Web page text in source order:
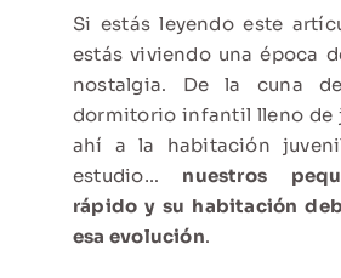
Si estás leyendo este
estás viviendo una época
nostalgia. De la cuna
dormitorio infantil lleno de
ahí a la habitación
estudio… nuestros
rápido y su habitación
esa evolución.